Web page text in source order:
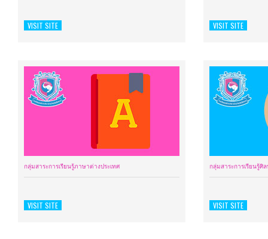
VISIT SITE VISIT SITE
กลุ่มสาระการเรียนรู้ภาษาต่างประเทศ
VISIT SITE
กลุ่มสาระการเรียนรู้ศิล
VISIT SITE